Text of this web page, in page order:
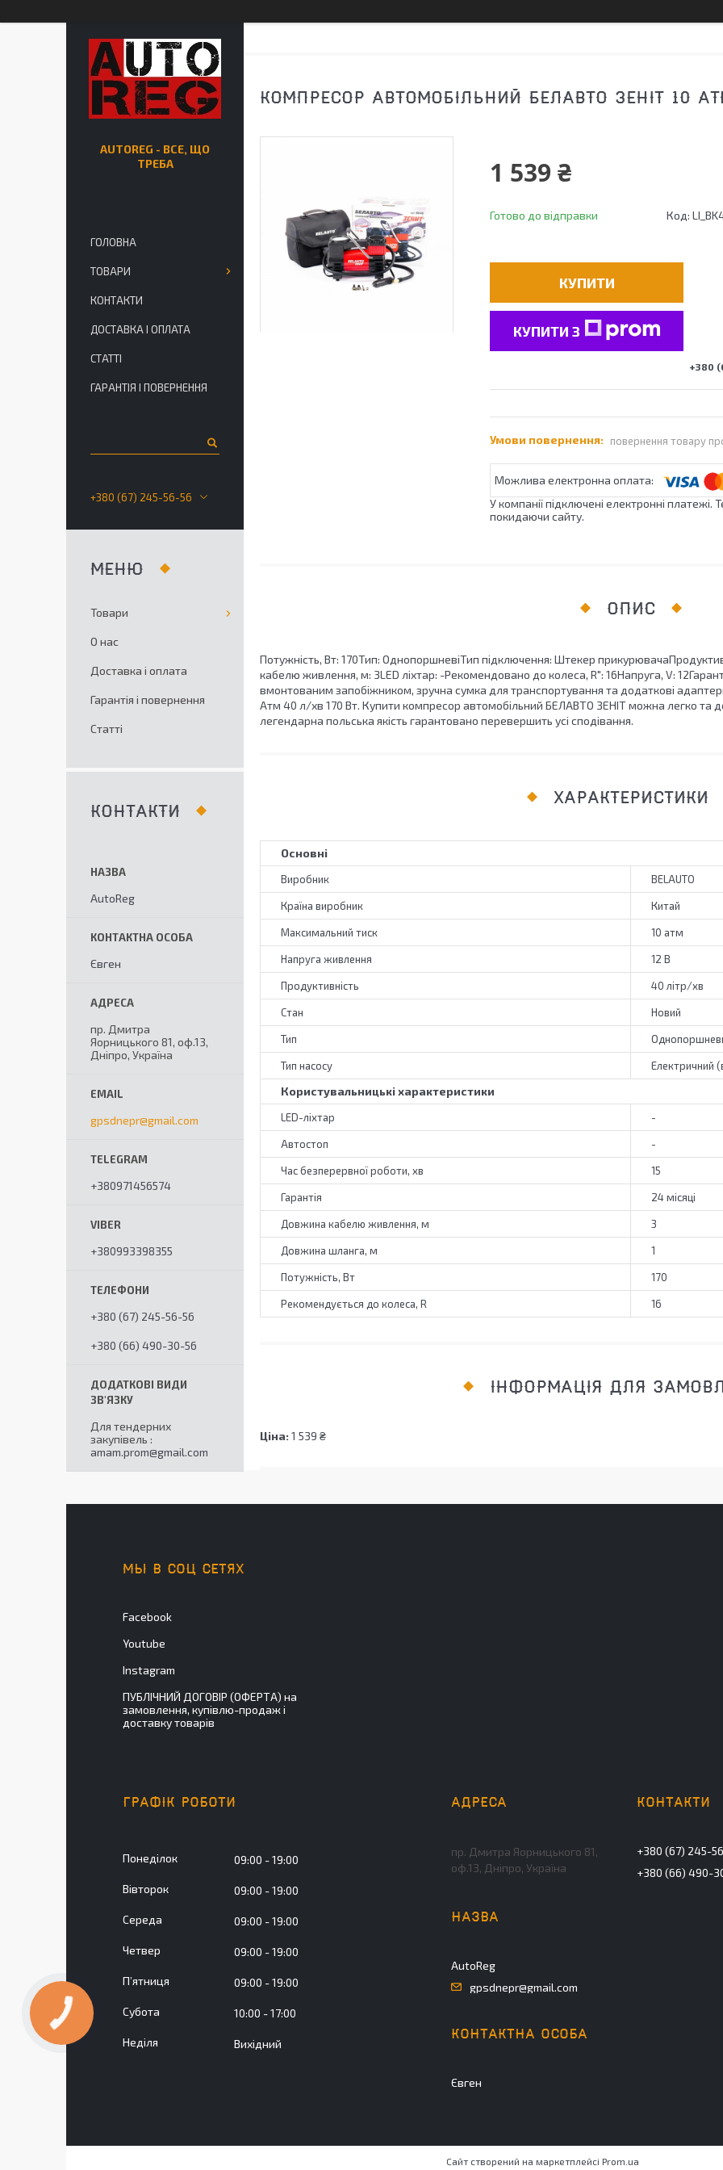
КОМПРЕСОР АВТОМОБІЛЬНИЙ БЕЛАВТО ЗЕНІТ 10
1 539 ₴
Готово до відправки Код:
КУПИТИ
КУПИТИ З
+380
повернення товару
У компанії підключені електронні
покидаючи сайту.
ОПИС
Потужність, Вт: 170Тип: ОднопоршневіТип підключення: Штекер
кабелю живлення, м: 3LED ліхтар: -Рекомендовано до колеса, R": 16Напруга, V:
вмонтованим запобіжником, зручна сумка для транспортування та додаткові
Атм 40 л/хв 170 Вт. Купити компресор автомобільний БЕЛАВТО ЗЕНІТ можна легко та
легендарна польська якість гарантовано перевершить усі сподівання.
ХАРАКТЕРИСТИКИ
Основні
Виробник BELAUTO
Країна виробник Китай
Максимальний тиск 10 атм
Напруга живлення 12 В
Продуктивність 40 літр/хв
Стан Новий
Тип
Тип насосу Електричний
Користувальницькі характеристики
LED-ліхтар -
Автостоп -
Час безперервної роботи, хв 15
Гарантія 24 місяці
Довжина кабелю живлення, м 3
Довжина шланга, м 1
Потужність, Вт 170
Рекомендується до колеса, R 16
ІНФОРМАЦІЯ ДЛЯ
Ціна: 1 539 ₴
AUTOREG - ВСЕ, ЩО
ТРЕБА
ГОЛОВНА
ТОВАРИ
КОНТАКТИ
ДОСТАВКА І ОПЛАТА
СТАТТІ
ГАРАНТІЯ І ПОВЕРНЕННЯ
+380 (67) 245-56-56
Товари
О нас
Доставка і оплата
Гарантія і повернення
Статті
КОНТАКТИ
AutoReg
Євген
пр. Дмитра
Яорницького 81, оф.13,
Дніпро, Україна
gpsdnepr@gmail.com
+380971456574
+380993398355
+380 (67) 245-56-56
+380 (66) 490-30-56
Для тендерних
закупівель
amam.prom@gmail.com
МЫ В СОЦ СЕТЯХ
Facebook
Youtube
Instagram
ПУБЛІЧНИЙ ДОГОВІР (ОФЕРТА) на
замовлення, купівлю-продаж і
доставку товарів
ГРАФІК РОБОТИ
Понеділок 09:00 19:00
Вівторок 09:00 19:00
Середа 09:00 19:00
Четвер 09:00 19:00
Пʼятниця 09:00 19:00
Субота 10:00 17:00
Неділя Вихідний
пр. Дмитра Яорницького 81,
оф.13, Дніпро, Україна
AutoReg
gpsdnepr@gmail.com
Євген
+380 (67) 245-
+380 (66) 490-
Сайт створений на маркетплейсі Prom.ua